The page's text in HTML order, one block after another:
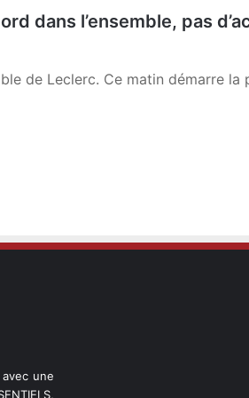
dans l’ensemble, pas
de Leclerc. Ce matin démarre la
une